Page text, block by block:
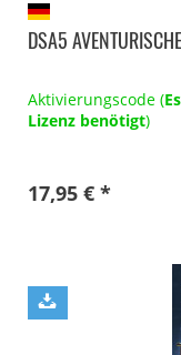
DSA5
Aktivierungscode (
Lizenz benötigt)
17,95 € *